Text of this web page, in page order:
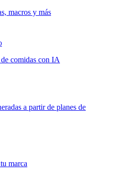
macros y más
comidas con IA
a partir de planes de
marca